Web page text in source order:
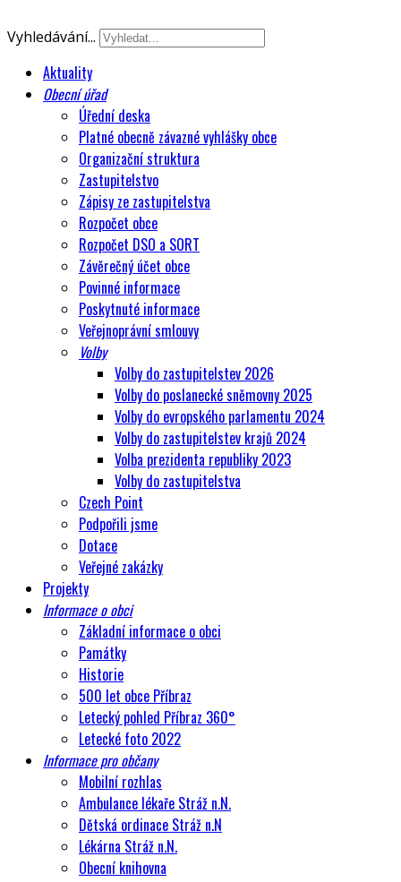
Vyhledávání...
Aktuality
Obecní úřad
Úřední deska
Platné obecně závazné vyhlášky obce
Organizační struktura
Zastupitelstvo
Zápisy ze zastupitelstva
Rozpočet obce
Rozpočet DSO a SORT
Závěrečný účet obce
Povinné informace
Poskytnuté informace
Veřejnoprávní smlouvy
Volby
Volby do zastupitelstev 2026
Volby do poslanecké sněmovny 2025
Volby do evropského parlamentu 2024
Volby do zastupitelstev krajů 2024
Volba prezidenta republiky 2023
Volby do zastupitelstva
Czech Point
Podpořili jsme
Dotace
Veřejné zakázky
Projekty
Informace o obci
Základní informace o obci
Památky
Historie
500 let obce Příbraz
Letecký pohled Příbraz 360°
Letecké foto 2022
Informace pro občany
Mobilní rozhlas
Ambulance lékaře Stráž n.N.
Dětská ordinace Stráž n.N
Lékárna Stráž n.N.
Obecní knihovna